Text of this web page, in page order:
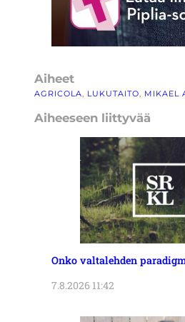
Aiheet
AGRICOLA LUKUTAITO MIKAEL
Aiheeseen liittyvää
Onko valtalehden
7.8.2026 11:42